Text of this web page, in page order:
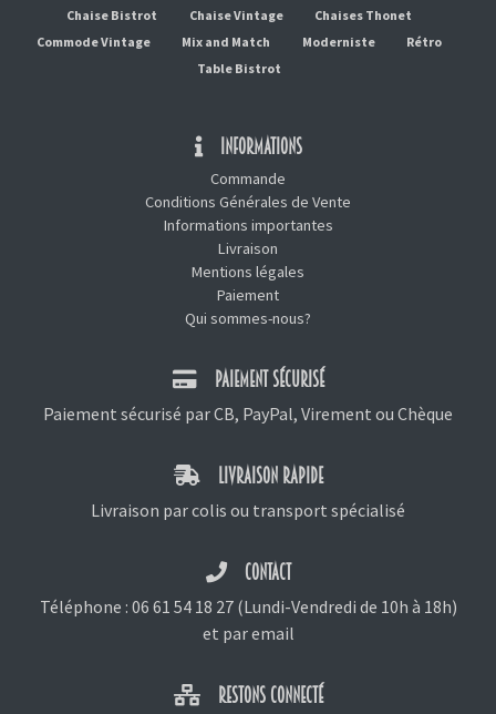
Chaise Bistrot
Chaise Vintage
Chaises Thonet
Commode Vintage
Mix and Match Moderniste
Rétro
Table Bistrot
INFORMATIONS
Commande
Conditions Générales de Vente
Informations importantes
Livraison
Mentions légales
Paiement
Qui sommes-nous?
PAIEMENT SÉCURISÉ
Paiement sécurisé par CB, PayPal, Virement ou Chèque
LIVRAISON RAPIDE
Livraison par colis ou transport spécialisé
CONTACT
Téléphone : 06 61 54 18 27(Lundi-Vendredi de 10h à 18h)
et par email
RESTONS CONNECTÉ